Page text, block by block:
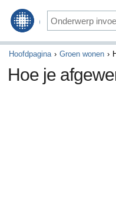
Ontwerp & Decoreren
Bouwen & Verbouwen
Schoonmaak &
Startpagina
Hoofdpagina Groen wonen
Hoe je